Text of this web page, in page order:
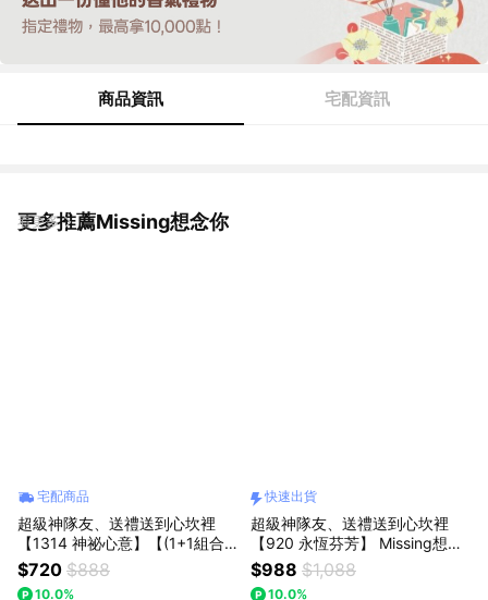
商品資訊 宅配資訊
更多推薦Missing想念你
看更多
宅配商品
超級神隊友、送禮送到心坎裡
【1314 神祕心意】【(1+1組合)
【粉玫瑰+粉晶熊】】Missing想
念你｜粉玫瑰精緻花束：浪漫告
$720 $888
10.0%
快速出貨
超級神隊友、送禮送到心坎裡
【920 永恆芬芳】 Missing想念
你｜豆沙色/粉色/草莓熊花束(預
購)：(預購)
$988 $1,088
10.0%